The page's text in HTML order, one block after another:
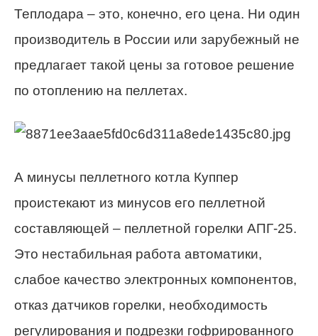
Теплодара – это, конечно, его цена. Ни один
производитель в России или зарубежный не
предлагает такой цены за готовое решение
по отоплению на пеллетах.
А минусы пеллетного котла Куппер
проистекают из минусов его пеллетной
составляющей – пеллетной горелки АПГ-25.
Это нестабильная работа автоматики,
слабое качество электронных компонентов,
отказ датчиков горелки, необходимость
регулирования и подрезки гофрированного